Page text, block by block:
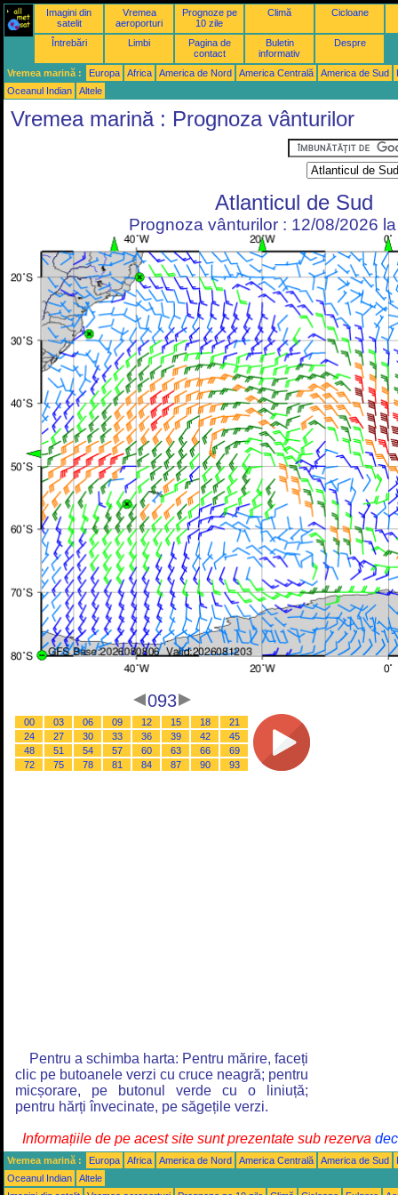
Imagini din
satelit
Vremea
aeroporturi
Prognoze pe
10 zile
Climă Cicloane
Întrebări Limbi
Pagina de
contact
Buletin
informativ
Despre
Vremea marină : Europa Africa America de Nord America Centrală America de Sud
Oceanul Indian
Altele
Vremea marină : Prognoza vânturilor
Atlanticul de Sud
Prognoza vânturilor : 12/08/2026
093
00 03 06 09 12 15 18
21
24
27 30 33 36 39 42
45
48
51 54 57 60 63 66
69
72
75 78 81 84 87 90 93
Pentru a schimba harta: Pentru mărire, faceți
clic pe butoanele verzi cu cruce neagră; pentru
micșorare, pe butonul verde cu o liniuță;
pentru hărți învecinate, pe săgețile verzi.
Informațiile de pe acest site sunt prezentate sub rezerva
Vremea marină : Europa Africa America de Nord America Centrală America de Sud
Oceanul Indian
Altele